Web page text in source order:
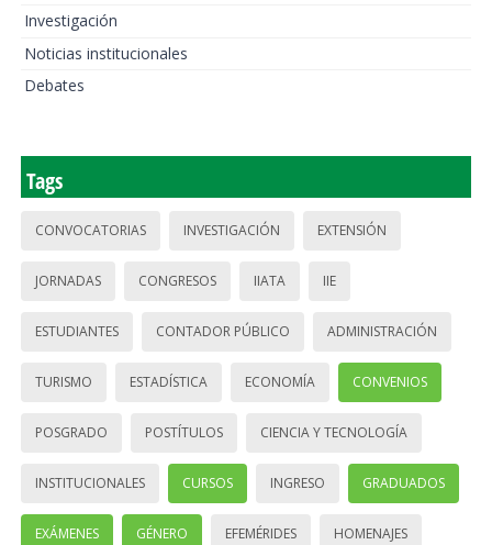
Investigación
Noticias institucionales
Debates
Tags
CONVOCATORIAS INVESTIGACIÓN EXTENSIÓN
JORNADAS CONGRESOS IIATA IIE
ESTUDIANTES CONTADOR PÚBLICO ADMINISTRACIÓN
TURISMO ESTADÍSTICA ECONOMÍA CONVENIOS
POSGRADO POSTÍTULOS CIENCIA Y TECNOLOGÍA
INSTITUCIONALES CURSOS INGRESO GRADUADOS
EXÁMENES GÉNERO EFEMÉRIDES HOMENAJES